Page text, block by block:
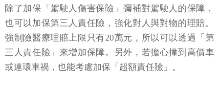
除了加保「駕駛人傷害保險」彌補對駕駛人的保障，
也可以加保第三人責任險，強化對人與對物的理賠。
強制險醫療理賠上限只有20萬元，所以可以透過「第
三人責任險」來增加保障。另外，若擔心撞到高價車
或連環車禍，也能考慮加保「超額責任險」。